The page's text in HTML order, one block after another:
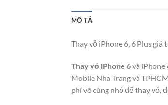
MÔ TẢ
Thay vỏ iPhone 6, 6 Plus giá
Thay vỏ iPhone 6và
Mobile Nha Trang và
phí vô cùng nhỏ để thay vỏ,